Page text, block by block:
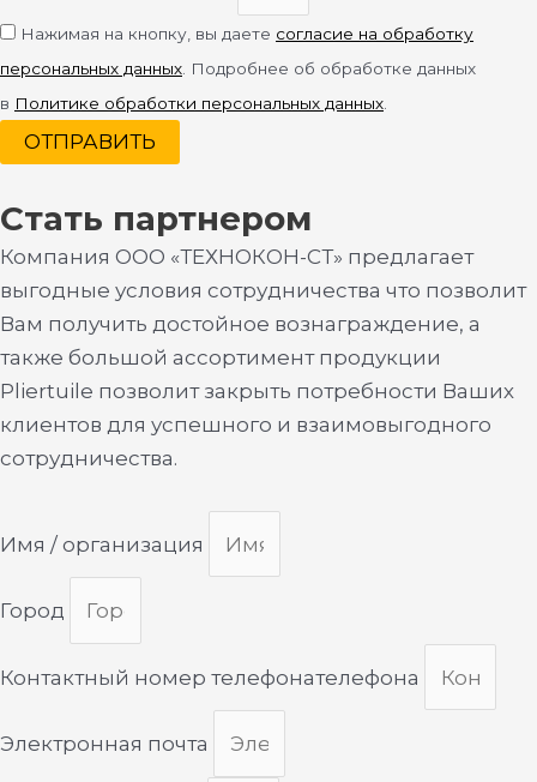
Нажимая на кнопку, вы даете согласие на обработку
персональных данных . Подробнее об обработке данных
в Политике обработки персональных данных
ОТПРАВИТЬ
Стать партнером
Компания ООО «ТЕХНОКОН-СТ» предлагает
выгодные условия сотрудничества что позволит
Вам получить достойное вознаграждение, а
также большой ассортимент продукции
Pliertuile позволит закрыть потребности Ваших
клиентов для успешного и взаимовыгодного
сотрудничества.
Имя / организация
Город
Контактный номер телефонателефона
Электронная почта